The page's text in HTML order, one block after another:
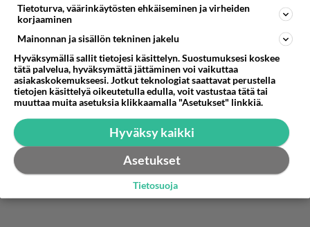
Tietoturva, väärinkäytösten ehkäiseminen ja virheiden
korjaaminen
Mainonnan ja sisällön tekninen jakelu
Hyväksymällä sallit tietojesi käsittelyn. Suostumuksesi koskee
tätä palvelua, hyväksymättä jättäminen voi vaikuttaa
asiakaskokemukseesi. Jotkut teknologiat saattavat perustella
tietojen käsittelyä oikeutetulla edulla, voit vastustaa tätä tai
muuttaa muita asetuksia klikkaamalla "Asetukset" linkkiä.
Hyväksy kaikki
Asetukset
Tietosuoja